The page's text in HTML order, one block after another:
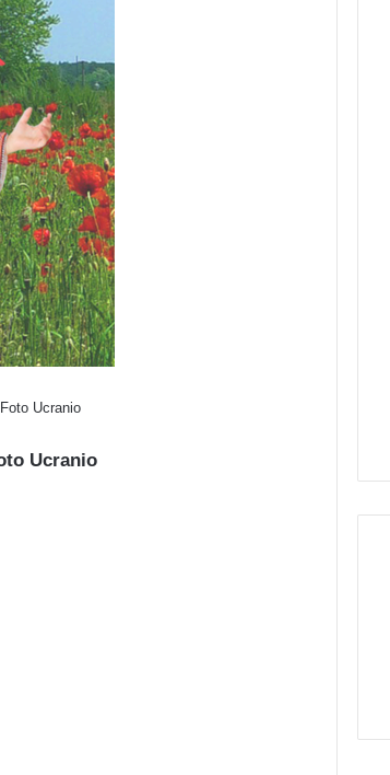
Ucranio
Ucranio